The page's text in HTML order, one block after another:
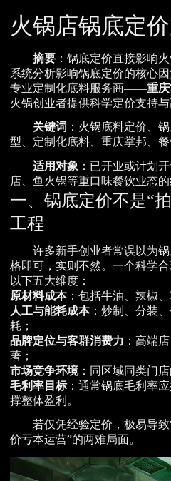
火锅店锅底定
摘要 ：锅底定价直接影响
系统分析影响锅底定价的核心
专业定制化底料服务商——重
火锅创业者提供科学定价支持与
关键词 ：火锅底料定价、
型、定制化底料、重庆掌邦、
适用对象 ：已开业或计划
店、鱼火锅等重口味餐饮业态的
一、锅底定价不是“
工程
许多新手创业者常误以为
格即可，实则不然。一个科学
以下五大维度：
原材料成本：包括牛油、辣椒
人工与能耗成本：炒制、分装
耗；
品牌定位与客群消费力 ：高端
著；
市场竞争环境：同区域同类门店
毛利率目标：通常锅底毛利率
撑整体盈利。
若仅凭经验定价，极易导
价亏本运营”的两难局面。